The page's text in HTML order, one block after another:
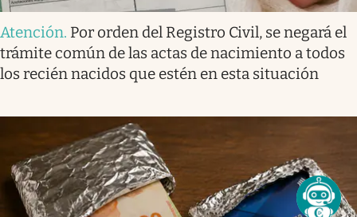
Atención. Por orden del Registro Civil, se negará el
trámite común de las actas de nacimiento a todos
los recién nacidos que estén en esta situación